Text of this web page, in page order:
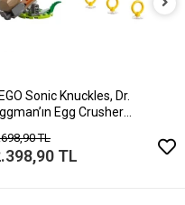
Sonic Knuckles, Dr.
Egg Crusher
TL
TL